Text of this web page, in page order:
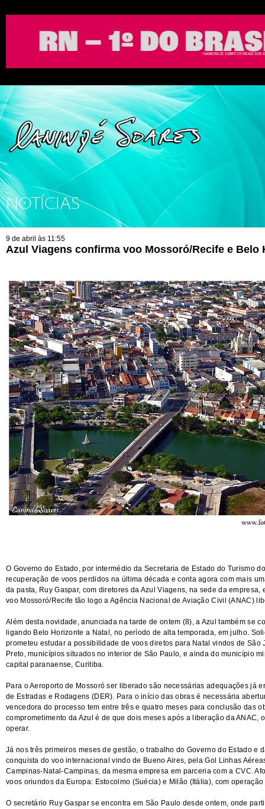
NOTÍCIAS
9 de abril às 11:55
Azul Viagens confirma voo Mossoró/Recife e Belo
O Governo do Estado, por intermédio da Secretaria de Estado do Turismo
recuperação de voos perdidos na última década e conta agora com mais
da pasta, Ruy Gaspar, com diretores da Azul Viagens, na sede da empresa,
voo Mossoró/Recife tão logo a Agência Nacional de Aviação Civil (ANAC)
Além desta novidade, anunciada na tarde de ontem (8), a Azul também se
ligando Belo Horizonte a Natal, no período de alta temporada, em julho.
prometeu estudar a possibilidade de voos diretos para Natal vindos de São
Preto, municípios situados no interior de São Paulo, e ainda do município
capital paranaense, Curitiba.
Para o Aeroporto de Mossoró ser liberado são necessárias adequações já
de Estradas e Rodagens (DER). Para o início das obras é necessária
vencedora do processo tem entre três e quatro meses para conclusão das
comprometimento da Azul é de que dois meses após a liberação da ANAC,
operar.
Já nos três primeiros meses de gestão, o trabalho do Governo do Estado e
conquista do voo internacional vindo de Bueno Aires, pela Gol Linhas
Campinas-Natal-Campinas, da mesma empresa em parceria com a CVC.
voos oriundos da Europa: Estocolmo (Suécia) e Milão (Itália), com
O secretário Ruy Gaspar se encontra em São Paulo desde ontem, onde